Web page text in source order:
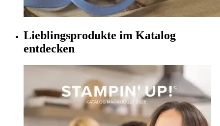
Lieblingsprodukte im Katalog
entdecken